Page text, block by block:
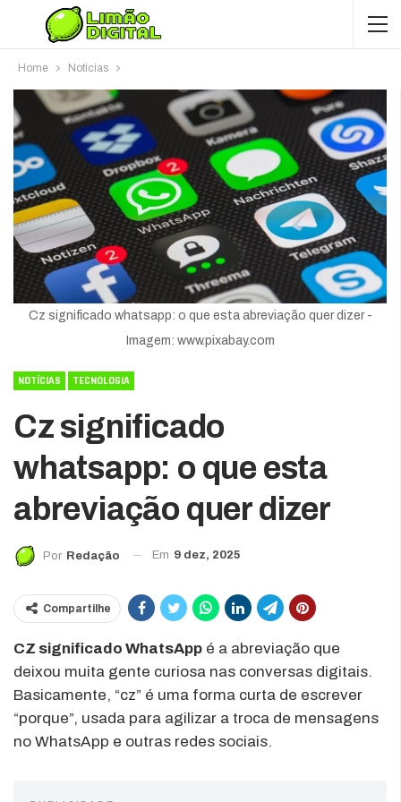
Home Notícias
Cz significado whatsapp: o que esta abreviação quer dizer -
Imagem: www.pixabay.com
NOTÍCIAS TECNOLOGIA
Cz significado
whatsapp: o que esta
abreviação quer dizer
Por Redação Em 9 dez, 2025
Compartilhe
CZ significado WhatsApp é a abreviação que
deixou muita gente curiosa nas conversas digitais.
Basicamente, “cz” é uma forma curta de escrever
“porque”, usada para agilizar a troca de mensagens
no WhatsApp e outras redes sociais.